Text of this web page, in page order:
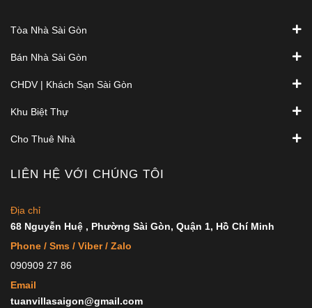
Tòa Nhà Sài Gòn
Bán Nhà Sài Gòn
CHDV | Khách Sạn Sài Gòn
Khu Biệt Thự
Cho Thuê Nhà
LIÊN HỆ VỚI CHÚNG TÔI
Địa chỉ
68 Nguyễn Huệ , Phường Sài Gòn, Quận 1, Hồ Chí Minh
Phone / Sms / Viber / Zalo
090909 27 86
Email
tuanvillasaigon@gmail.com